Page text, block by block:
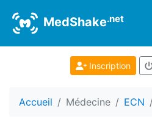
MedShake.net
Inscription
Accueil Médecine ECN